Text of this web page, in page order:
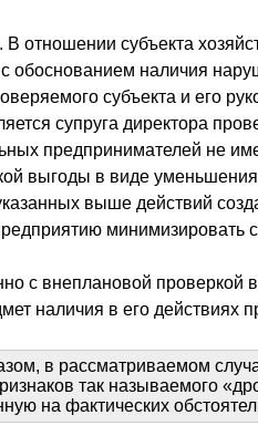
. В отношении субъекта
обоснованием наличия
субъекта и его
супруга директора
предпринимателей не
выгоды в виде
выше действий
минимизировать
с внеплановой проверкой
наличия в его действиях
в рассматриваемом
так называемого
на фактических